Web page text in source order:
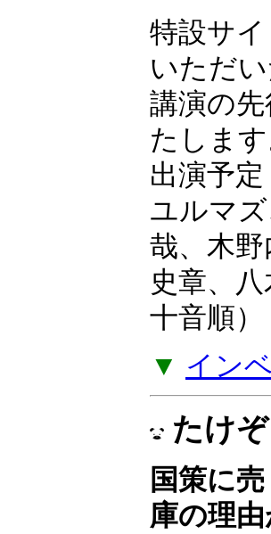
特設サ
いただ
講演の
たします
出演予
ユルマ
哉、木
史章、
十音順）
▼ イン
たけ
国策に
庫の理